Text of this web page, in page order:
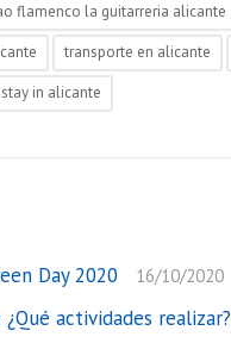
flamenco la guitarreria alicante
transporte en alicante
in alicante
Day 2020 16/10/2020
actividades realizar?